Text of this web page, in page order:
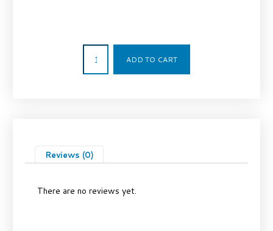
ADD TO CART
Reviews (0)
There are no reviews yet.